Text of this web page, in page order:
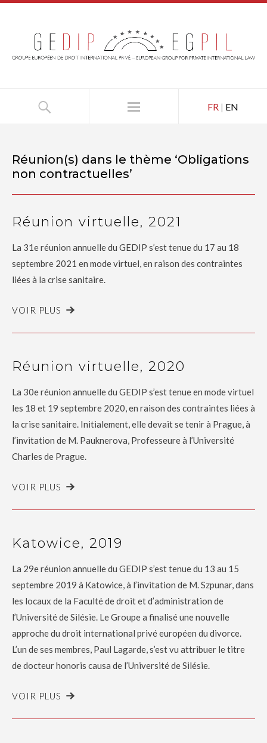
FR | EN
Réunion(s) dans le thème ‘Obligations
non contractuelles’
Réunion virtuelle, 2021
La 31e réunion annuelle du GEDIP s’est tenue du 17 au 18
septembre 2021 en mode virtuel, en raison des contraintes
liées à la crise sanitaire.
VOIR PLUS
Réunion virtuelle, 2020
La 30e réunion annuelle du GEDIP s’est tenue en mode virtuel
les 18 et 19 septembre 2020, en raison des contraintes liées à
la crise sanitaire. Initialement, elle devait se tenir à Prague, à
l’invitation de M. Pauknerova, Professeure à l’Université
Charles de Prague.
VOIR PLUS
Katowice, 2019
La 29e réunion annuelle du GEDIP s’est tenue du 13 au 15
septembre 2019 à Katowice, à l’invitation de M. Szpunar, dans
les locaux de la Faculté de droit et d’administration de
l’Université de Silésie. Le Groupe a finalisé une nouvelle
approche du droit international privé européen du divorce.
L’un de ses membres, Paul Lagarde, s’est vu attribuer le titre
de docteur honoris causa de l’Université de Silésie.
VOIR PLUS